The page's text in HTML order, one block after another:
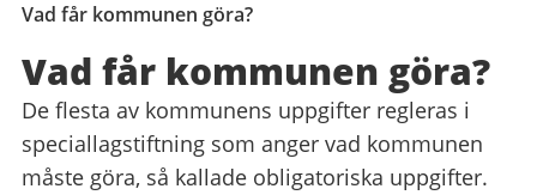
här:
Vad får kommunen göra?
Vad får kommunen göra?
De flesta av kommunens uppgifter regleras i
speciallagstiftning som anger vad kommunen
måste göra, så kallade obligatoriska uppgifter.